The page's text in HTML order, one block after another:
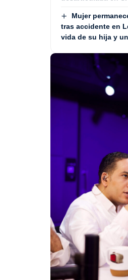
Mujer
tras accidente en
vida de su hija y